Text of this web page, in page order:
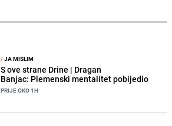
/JA MISLIM
S ove strane Drine | Dragan
Banjac: Plemenski mentalitet pobijedio
PRIJE OKO 1H